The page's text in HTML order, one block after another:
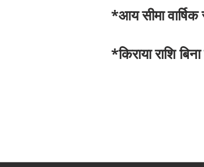
*आय सीमा
*किराया राशि